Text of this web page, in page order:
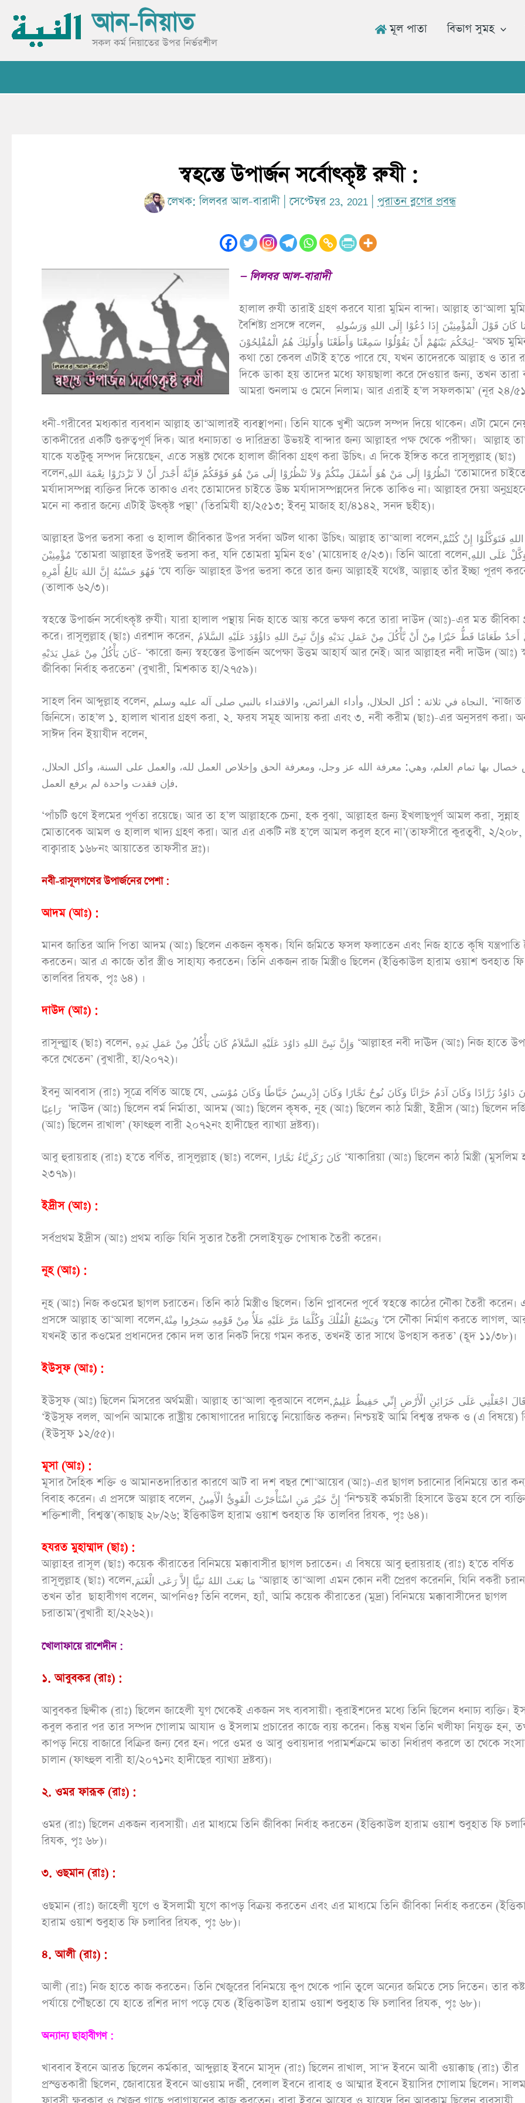
content
আন-নিয়াত
সকল কর্ম নিয়াতের উপর নির্ভরশীল
মূল পাতা বিভাগ সুমহ
স্বহস্তে উপার্জন সর্বোৎকৃষ্ট রুযী :
লেখক: লিলবর আল-বারাদী |সেপ্টেম্বর 23, 2021 পুরাতন ব্লগের প্রবন্ধ
— লিলবর আল-বারাদী
হালাল রুযী তারাই গ্রহণ করবে যারা মুমিন বান্দা। আল্লাহ তা‘আলা
বৈশিষ্ট্য প্রসঙ্গে বলেন, إِنَّمَا كَانَ قَوْلَ الْمُؤْمِنِيْنَ إِذَا دُعُوْا إِلَى اللهِ وَرَسُولِهِ
لِيَحْكُمَ بَيْنَهُمْ أَنْ يَقُوْلُوْا سَمِعْنَا وَأَطَعْنَا وَأُولَئِكَ هُمُ الْمُفْلِحُوْنَ- ‘অথচ মুমিনদের
কথা তো কেবল এটাই হ’তে পারে যে, যখন তাদেরকে আল্লাহ ও তার
দিকে ডাকা হয় তাদের মধ্যে ফায়ছালা করে দেওয়ার জন্য, তখন তারা
আমরা শুনলাম ও মেনে নিলাম। আর এরাই হ’ল সফলকাম’ (নূর ২৪/
ধনী-গরীবের মধ্যকার ব্যবধান আল্লাহ তা‘আলারই ব্যবস্থাপনা। তিনি যাকে খুশী অঢেল সম্পদ দিয়ে থাকেন। এটা মেনে
তাকদীরের একটি গুরুত্বপূর্ণ দিক। আর ধনাঢ্যতা ও দারিদ্রতা উভয়ই বান্দার জন্য আল্লাহর পক্ষ থেকে পরীক্ষা। আল্লাহ
যাকে যতটুকু সম্পদ দিয়েছেন, এতে সন্তুষ্ট থেকে হালাল জীবিকা গ্রহণ করা উচিৎ। এ দিকে ইঙ্গিত করে রাসূলুল্লাহ (ছাঃ)
বলেন,انْظُرُوْا إِلَى مَنْ هُوَ أَسْفَلَ مِنْكُمْ وَلاَ تَنْظُرُوْا إِلَى مَنْ هُوَ فَوْقَكُمْ فَإِنَّهُ أَجْدَرُ أَنْ لاَ تَزْدَرُوْا نِعْمَةَ اللهِ ‘তোমাদের চাইতে নিম্ন
মর্যাদাসম্পন্ন ব্যক্তির দিকে তাকাও এবং তোমাদের চাইতে উচ্চ মর্যাদাসম্পন্নদের দিকে তাকিও না। আল্লাহর দেয়া
মনে না করার জন্যে এটাই উৎকৃষ্ট পন্থা’ (তিরমিযী হা/২৫১৩; ইবনু মাজাহ হা/৪১৪২, সনদ ছহীহ)।
আল্লাহর উপর ভরসা করা ও হালাল জীবিকার উপর সর্বদা অটল থাকা উচিৎ। আল্লাহ তা‘আলা বলেন,وَعَلَى اللهِ فَتَوَكَّلُوْا إِنْ كُنْتُمْ
مُؤْمِنِيْنَ ‘তোমরা আল্লাহর উপরই ভরসা কর, যদি তোমরা মুমিন হও’ (মায়েদাহ ৫/২৩)। তিনি আরো বলেন,وَمَنْ يَتَوَكَّلْ عَلَى اللهِ
فَهُوَ حَسْبُهُ إِنَّ اللهَ بَالِغُ أَمْرِهِ ‘যে ব্যক্তি আল্লাহর উপর ভরসা করে তার জন্য আল্লাহই যথেষ্ট, আল্লাহ তাঁর ইচ্ছা পূরণ করবেন’
(তালাক ৬২/৩)।
স্বহস্তে উপার্জন সর্বোৎকৃষ্ট রুযী। যারা হালাল পন্থায় নিজ হাতে আয় করে ভক্ষণ করে তারা দাউদ (আঃ)-এর মত জীবিকা
করে। রাসূলুল্লাহ (ছাঃ) এরশাদ করেন, مَا أَكَلَ أَحَدٌ طَعَامًا قَطُّ خَيْرًا مِنْ أَنْ يَّأْكُلَ مِنْ عَمَلِ يَدَيْهِ وَإِنَّ نَبِىَّ اللهِ دَاؤُوْدَ عَلَيْهِ السَّلاَمُ
كَانَ يَأْكُلُ مِنْ عَمَلِ يَدَيْهِ- ‘কারো জন্য স্বহস্তের উপার্জন অপেক্ষা উত্তম আহার্য আর নেই। আর আল্লাহর নবী দাঊদ (আঃ) স্বহস্তে
জীবিকা নির্বাহ করতেন’ (বুখারী, মিশকাত হা/২৭৫৯)।
সাহল বিন আব্দুল্লাহ বলেন, النجاة في ثلاثة : أكل الحلال، وأداء الفرائض، والاقتداء بالنبي صلى آله عليه وسلم. ‘নাজাত তিনটি
জিনিসে। তাহ’ল ১. হালাল খাবার গ্রহণ করা, ২. ফরয সমূহ আদায় করা এবং ৩. নবী করীম (ছাঃ)-এর অনুসরণ করা।
সাঈদ বিন ইয়াযীদ বলেন,
بها تمام العلم، وهي: معرفة الله عز وجل، ومعرفة الحق وإخلاص العمل لله، والعمل على السنة، وأكل الحلال،
فإن فقدت واحدة لم يرفع العمل.
‘পাঁচটি গুণে ইলমের পূর্ণতা রয়েছে। আর তা হ’ল আল্লাহকে চেনা, হক বুঝা, আল্লাহর জন্য ইখলাছপূর্ণ আমল করা, সুন্নাহ
মোতাবেক আমল ও হালাল খাদ্য গ্রহণ করা। আর এর একটি নষ্ট হ’লে আমল কবুল হবে না’(তাফসীরে কুরতুবী, ২/২০৮,
বাক্বারাহ ১৬৮নং আয়াতের তাফসীর দ্রঃ)।
নবী-রাসূলগণের উপার্জনের পেশা :
আদম (আঃ) :
মানব জাতির আদি পিতা আদম (আঃ) ছিলেন একজন কৃষক। যিনি জমিতে ফসল ফলাতেন এবং নিজ হাতে কৃষি যন্ত্রপাতি
করতেন। আর এ কাজে তাঁর স্ত্রীও সাহায্য করতেন। তিনি একজন রাজ মিস্ত্রীও ছিলেন (ইত্তিকাউল হারাম ওয়াশ শুবহাত ফি
তালবির রিযক, পৃঃ ৬৪) ।
দাউদ (আঃ) :
রাসূল্ল্লুাহ (ছাঃ) বলেন, وَإِنَّ نَبِىَّ اللهِ دَاوُدَ عَلَيْهِ السَّلاَمُ كَانَ يَأْكُلُ مِنْ عَمَلِ يَدِهِ ‘আল্লাহর নবী দাঊদ (আঃ) নিজ হাতে উপার্জন
করে খেতেন’ (বুখারী, হা/২০৭২)।
ইবনু আববাস (রাঃ) সূত্রে বর্ণিত আছে যে, كَانَ دَاوُدُ زَرَّادًا وَكَانَ آدَمُ حَرَّاثًا وَكَانَ نُوحٌ نَجَّارًا وَكَانَ إِدْرِيسُ خَيَّاطًا وَكَانَ مُوْسَى
رَاعِيًا ‘দাঊদ (আঃ) ছিলেন বর্ম নির্মাতা, আদম (আঃ) ছিলেন কৃষক, নূহ (আঃ) ছিলেন কাঠ মিস্ত্রী, ইদ্রীস (আঃ) ছিলেন দর্জি, মূসা
(আঃ) ছিলেন রাখাল’ (ফাৎহুল বারী ২০৭২নং হাদীছের ব্যাখ্যা দ্রষ্টব্য)।
আবু হুরায়রাহ (রাঃ) হ’তে বর্ণিত, রাসূলুল্লাহ (ছাঃ) বলেন, كَانَ زَكَرِيَّاءُ نَجَّارًا ‘যাকারিয়া (আঃ) ছিলেন কাঠ মিস্ত্রী (মুসলিম হা/
২৩৭৯)।
ইদ্রীস (আঃ) :
সর্বপ্রথম ইদ্রীস (আঃ) প্রথম ব্যক্তি যিনি সুতার তৈরী সেলাইযুক্ত পোষাক তৈরী করেন।
নূহ (আঃ) :
নূহ (আঃ) নিজ কওমের ছাগল চরাতেন। তিনি কাঠ মিস্ত্রীও ছিলেন। তিনি প্লাবনের পূর্বে স্বহস্তে কাঠের নৌকা তৈরী করেন।
প্রসঙ্গে আল্লাহ তা‘আলা বলেন,وَيَصْنَعُ الْفُلْكَ وَكُلَّمَا مَرَّ عَلَيْهِ مَلَأٌ مِنْ قَوْمِهِ سَخِرُوا مِنْهُ ‘সে নৌকা নির্মাণ করতে লাগল, আর
যখনই তার কওমের প্রধানদের কোন দল তার নিকট দিয়ে গমন করত, তখনই তার সাথে উপহাস করত’ (হূদ ১১/৩৮)।
ইউসুফ (আঃ) :
ইউসুফ (আঃ) ছিলেন মিসরের অর্থমন্ত্রী। আল্লাহ তা‘আলা কুরআনে বলেন,قَالَ اجْعَلْنِي عَلَى خَزَائِنِ الْأَرْضِ إِنِّي حَفِيظٌ عَلِيمٌ
‘ইউসুফ বলল, আপনি আমাকে রাষ্ট্রীয় কোষাগারের দায়িত্বে নিয়োজিত করুন। নিশ্চয়ই আমি বিশ্বস্ত রক্ষক ও (এ বিষয়ে)
(ইউসুফ ১২/৫৫)।
মূসা (আঃ) :
মূসার দৈহিক শক্তি ও আমানতদারিতার কারণে আট বা দশ বছর শো‘আয়েব (আঃ)-এর ছাগল চরানোর বিনিময়ে তার
বিবাহ করেন। এ প্রসঙ্গে আল্লাহ বলেন, إِنَّ خَيْرَ مَنِ اسْتَأْجَرْتَ الْقَوِيُّ الْأَمِينُ ‘নিশ্চয়ই কর্মচারী হিসাবে উত্তম হবে সে ব্যক্তি, যে
শক্তিশালী, বিশ্বস্ত’(কাছাছ ২৮/২৬; ইত্তিকাউল হারাম ওয়াশ শুবহাত ফি তালবির রিযক, পৃঃ ৬৪)।
হযরত মুহাম্মাদ (ছাঃ) :
আল্লাহর রাসূল (ছাঃ) কয়েক কীরাতের বিনিময়ে মক্কাবাসীর ছাগল চরাতেন। এ বিষয়ে আবু হুরায়রাহ (রাঃ) হ’তে বর্ণিত
রাসূলুল্লাহ (ছাঃ) বলেন,مَا بَعَثَ اللهُ نَبِيًّا إِلاَّ رَعَى الْغَنَمَ ‘আল্লাহ তা‘আলা এমন কোন নবী প্রেরণ করেননি, যিনি বকরী চরাননি।
তখন তাঁর ছাহাবীগণ বলেন, আপনিও? তিনি বলেন, হ্যাঁ, আমি কয়েক কীরাতের (মুদ্রা) বিনিময়ে মক্কাবাসীদের ছাগল
চরাতাম’(বুখারী হা/২২৬২)।
খোলাফায়ে রাশেদীন :
১. আবুবকর (রাঃ) :
আবুবকর ছিদ্দীক (রাঃ) ছিলেন জাহেলী যুগ থেকেই একজন সৎ ব্যবসায়ী। কুরাইশদের মধ্যে তিনি ছিলেন ধনাঢ্য ব্যক্তি।
কবুল করার পর তার সম্পদ গোলাম আযাদ ও ইসলাম প্রচারের কাজে ব্যয় করেন। কিন্তু যখন তিনি খলীফা নিযুক্ত হন,
কাপড় নিয়ে বাজারে বিক্রির জন্য বের হন। পরে ওমর ও আবু ওবায়দার পরামর্শক্রমে ভাতা নির্ধারণ করলে তা থেকে
চালান (ফাৎহুল বারী হা/২০৭১নং হাদীছের ব্যাখ্যা দ্রষ্টব্য)।
২. ওমর ফারূক (রাঃ) :
ওমর (রাঃ) ছিলেন একজন ব্যবসায়ী। এর মাধ্যমে তিনি জীবিকা নির্বাহ করতেন (ইত্তিকাউল হারাম ওয়াশ শুবুহাত ফি
রিযক, পৃঃ ৬৮)।
৩. ওছমান (রাঃ) :
ওছমান (রাঃ) জাহেলী যুগে ও ইসলামী যুগে কাপড় বিক্রয় করতেন এবং এর মাধ্যমে তিনি জীবিকা নির্বাহ করতেন
হারাম ওয়াশ শুবুহাত ফি চলাবির রিযক, পৃঃ ৬৮)।
৪. আলী (রাঃ) :
আলী (রাঃ) নিজ হাতে কাজ করতেন। তিনি খেজুরের বিনিময়ে কুপ থেকে পানি তুলে অন্যের জমিতে সেচ দিতেন। তার
পর্যায়ে পৌঁছতো যে হাতে রশির দাগ পড়ে যেত (ইত্তিকাউল হারাম ওয়াশ শুবুহাত ফি চলাবির রিযক, পৃঃ ৬৮)।
অন্যান্য ছাহাবীগণ :
খাববাব ইবনে আরত ছিলেন কর্মকার, আব্দুল্লাহ ইবনে মাসূদ (রাঃ) ছিলেন রাখাল, সা‘দ ইবনে আবী ওয়াক্কাছ (রাঃ) তীর
প্রস্ত্ততকারী ছিলেন, জোবায়ের ইবনে আওয়াম দর্জী, বেলাল ইবনে রাবাহ ও আম্মার ইবনে ইয়াসির গোলাম ছিলেন।
আনাস (রাযি.) থেকে
বর্ণিত, নবী সাল্লাল্লাহু
আলাইহি ওয়াসাল্লাম
বলেছেনঃ তোমরা (দ্বীনের
ব্যাপারে) সহজ পন্থা
অবলম্বন কর, কঠিন পন্থা
অবলম্বন করো না,
মানুষকে সুসংবাদ দাও,
বিরক্তি সৃষ্টি করো না।
(৬১২৫; মুসলিম ৩২/৩
হাঃ ১৭৩৪, আহমাদ
১৩১৭৪)